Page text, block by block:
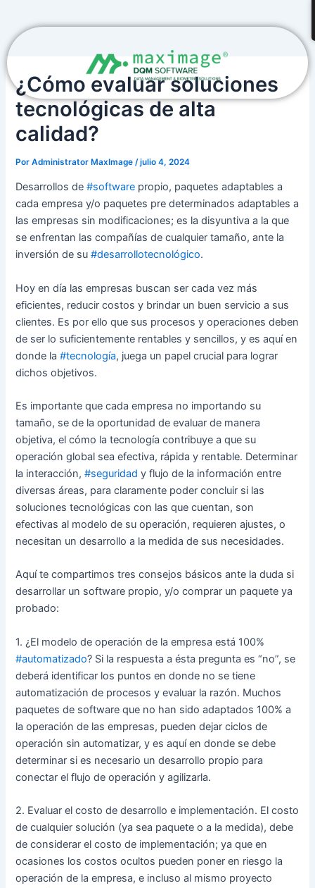
contenido
¿Cómo evaluar soluciones
tecnológicas de alta
calidad?
PorAdministrator MaxImage /julio 4, 2024
Desarrollos de#software propio, paquetes adaptables a
cada empresa y/o paquetes pre determinados adaptables a
las empresas sin modificaciones; es la disyuntiva a la que
se enfrentan las compañías de cualquier tamaño, ante la
inversión de su#desarrollotecnológico.
Hoy en día las empresas buscan ser cada vez más
eficientes, reducir costos y brindar un buen servicio a sus
clientes. Es por ello que sus procesos y operaciones deben
de ser lo suficientemente rentables y sencillos, y es aquí en
donde la#tecnología, juega un papel crucial para lograr
dichos objetivos.
Es importante que cada empresa no importando su
tamaño, se de la oportunidad de evaluar de manera
objetiva, el cómo la tecnología contribuye a que su
operación global sea efectiva, rápida y rentable. Determinar
la interacción,#seguridad y flujo de la información entre
diversas áreas, para claramente poder concluir si las
soluciones tecnológicas con las que cuentan, son
efectivas al modelo de su operación, requieren ajustes, o
necesitan un desarrollo a la medida de sus necesidades.
Aquí te compartimos tres consejos básicos ante la duda si
desarrollar un software propio, y/o comprar un paquete ya
probado:
1. ¿El modelo de operación de la empresa está 100%
#automatizado? Si la respuesta a ésta pregunta es “no”, se
deberá identificar los puntos en donde no se tiene
automatización de procesos y evaluar la razón. Muchos
paquetes de software que no han sido adaptados 100% a
la operación de las empresas, pueden dejar ciclos de
operación sin automatizar, y es aquí en donde se debe
determinar si es necesario un desarrollo propio para
conectar el flujo de operación y agilizarla.
2. Evaluar el costo de desarrollo e implementación. El costo
de cualquier solución (ya sea paquete o a la medida), debe
de considerar el costo de implementación; ya que en
ocasiones los costos ocultos pueden poner en riesgo la
operación de la empresa, e incluso al mismo proyecto
entradas